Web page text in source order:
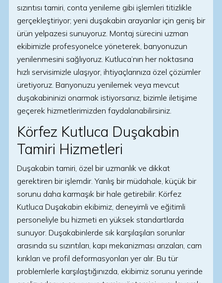
sızıntısı tamiri, conta yenileme gibi işlemleri titizlikle
gerçekleştiriyor; yeni duşakabin arayanlar için geniş bir
ürün yelpazesi sunuyoruz. Montaj sürecini uzman
ekibimizle profesyonelce yöneterek, banyonuzun
yenilenmesini sağlıyoruz. Kutluca’nın her noktasına
hızlı servisimizle ulaşıyor, ihtiyaçlarınıza özel çözümler
üretiyoruz. Banyonuzu yenilemek veya mevcut
duşakabininizi onarmak istiyorsanız, bizimle iletişime
geçerek hizmetlerimizden faydalanabilirsiniz.
Körfez Kutluca Duşakabin
Tamiri Hizmetleri
Duşakabin tamiri, özel bir uzmanlık ve dikkat
gerektiren bir işlemdir. Yanlış bir müdahale, küçük bir
sorunu daha karmaşık bir hale getirebilir. Körfez
Kutluca Duşakabin ekibimiz, deneyimli ve eğitimli
personeliyle bu hizmeti en yüksek standartlarda
sunuyor. Duşakabinlerde sık karşılaşılan sorunlar
arasında su sızıntıları, kapı mekanizması arızaları, cam
kırıkları ve profil deformasyonları yer alır. Bu tür
problemlerle karşılaştığınızda, ekibimiz sorunu yerinde